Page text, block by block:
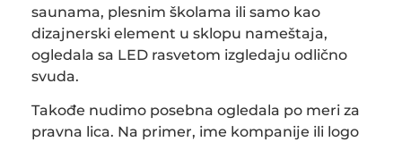
saunama, plesnim školama ili samo kao
dizajnerski element u sklopu nameštaja,
ogledala sa LED rasvetom izgledaju odlično
svuda.
Takođe nudimo posebna ogledala po meri za
pravna lica. Na primer, ime kompanije ili logo